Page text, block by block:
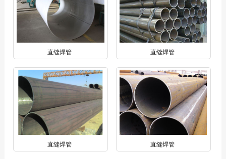
直缝焊管 直缝焊管
直缝焊管 直缝焊管